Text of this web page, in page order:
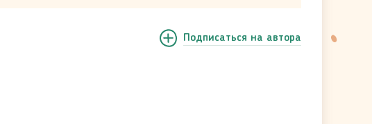
Подписаться на автора